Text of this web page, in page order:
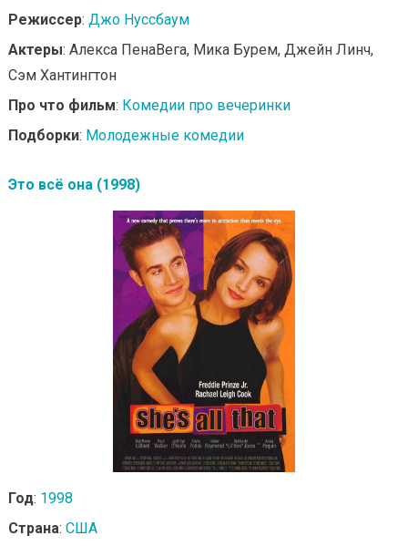
Режиссер: Джо Нуссбаум
Актеры: Алекса ПенаВега, Мика Бурем, Джейн Линч,
Сэм Хантингтон
Про что фильм: Комедии про вечеринки
Подборки: Молодежные комедии
Это всё она (1998)
Год: 1998
Страна: США